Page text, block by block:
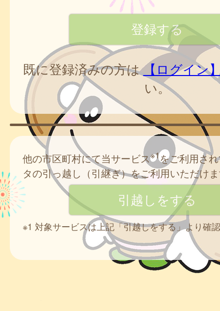
既に登録済みの方は【ログイン
い。
他の市区町村にて当サービス※1をご利用さ
タの引っ越し（引継ぎ）をご利用いただけ
※1 対象サービスは上記「引越しをする」より確